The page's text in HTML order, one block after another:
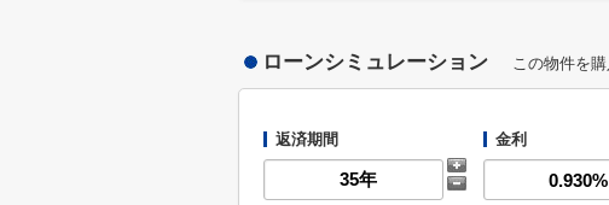
ローンシミュレーション この物件を
返済期間 金利